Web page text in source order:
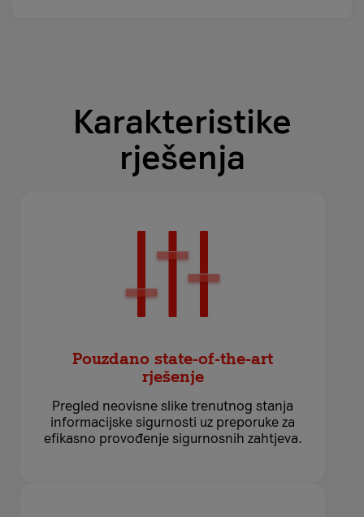
Karakteristike
rješenja
Pouzdano state-of-the-art
rješenje
Pregled neovisne slike trenutnog stanja
informacijske sigurnosti uz preporuke za
efikasno provođenje sigurnosnih zahtjeva.